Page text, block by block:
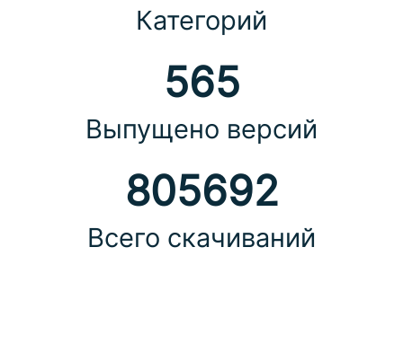
Категорий
565
Выпущено версий
805692
Всего скачиваний